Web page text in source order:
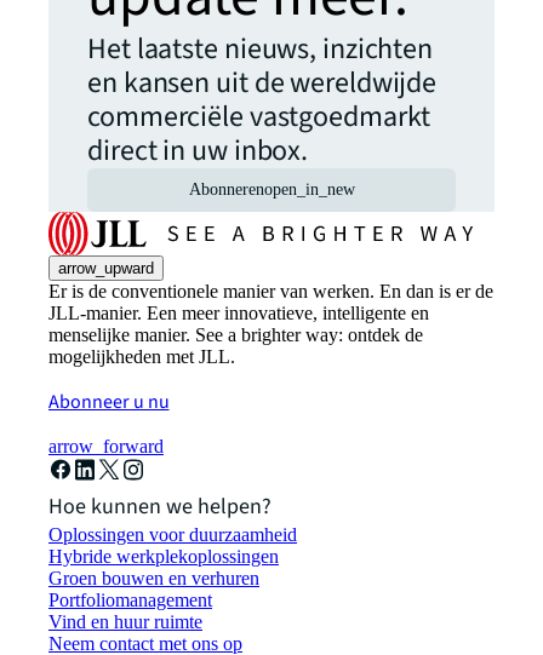
Het laatste nieuws, inzichten
en kansen uit de wereldwijde
commerciële vastgoedmarkt
direct in uw inbox.
Abonnerenopen_in_new
arrow_upward
Er is de conventionele manier van werken. En dan is er de
JLL-manier. Een meer innovatieve, intelligente en
menselijke manier. See a brighter way: ontdek de
mogelijkheden met JLL.
Abonneer u nu
arrow_forward
Hoe kunnen we helpen?
Oplossingen voor duurzaamheid
Hybride werkplekoplossingen
Groen bouwen en verhuren
Portfoliomanagement
Vind en huur ruimte
Neem contact met ons op